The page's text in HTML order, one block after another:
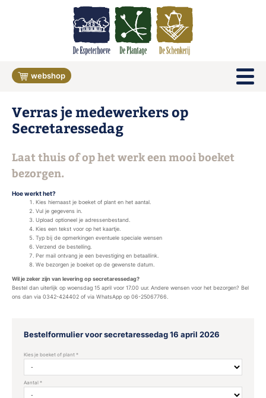
webshop
Verras je medewerkers op
Secretaressedag
Laat thuis of op het werk een mooi boeket
bezorgen.
Hoe werkt het?
Kies hiernaast je boeket of plant en het aantal.
Vul je gegevens in.
Upload optioneel je adressenbestand.
Kies een tekst voor op het kaartje.
Typ bij de opmerkingen eventuele speciale wensen
Verzend de bestelling.
Per mail ontvang je een bevestiging en betaallink.
We bezorgen je boeket op de gewenste datum.
Wil je zeker zijn van levering op secretaressedag?
Bestel dan uiterlijk op woensdag 15 april voor 17.00 uur. Andere wensen voor het bezorgen? Bel
ons dan via 0342-424402 of via WhatsApp op 06-25067766.
Bestelformulier voor secretaressedag 16 april 2026
Kies je boeket of plant *
Aantal *